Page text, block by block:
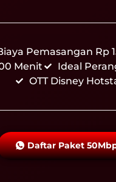
Pemasangan Rp
Menit
Ideal
OTT Disney
Daftar Paket